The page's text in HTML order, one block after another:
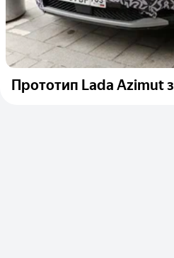
Прототип Lada Azimut